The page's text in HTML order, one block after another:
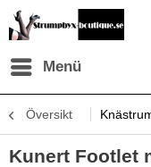
Menü
Översikt
Kunert Footlet